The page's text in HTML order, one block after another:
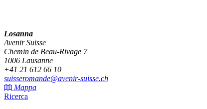
Losanna
Avenir Suisse
Chemin de Beau-Rivage 7
1006 Lausanne
+41 21 612 66 10
suisseromande@avenir-suisse.ch
Mappa
Ricerca